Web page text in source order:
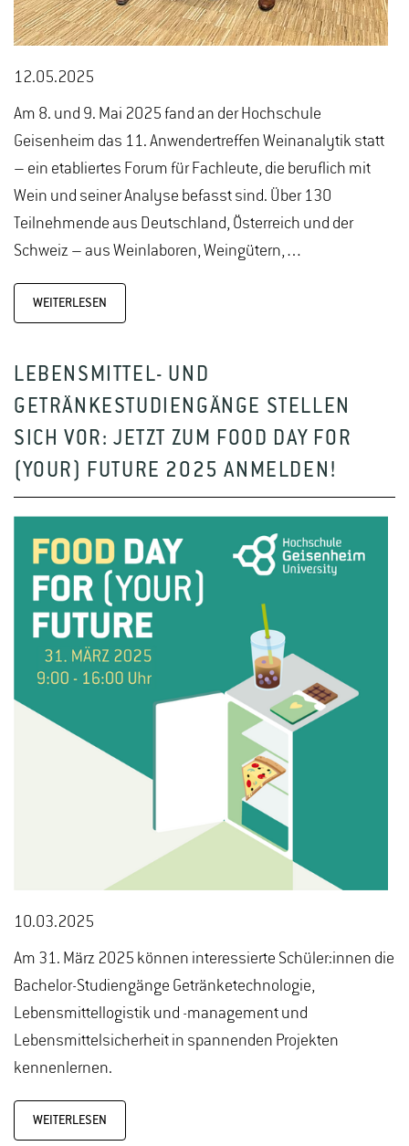
12.05.2025
Am 8. und 9. Mai 2025 fand an der Hochschule
Geisenheim das 11. Anwendertreffen Weinanalytik statt
– ein etabliertes Forum für Fachleute, die beruflich mit
Wein und seiner Analyse befasst sind. Über 130
Teilnehmende aus Deutschland, Österreich und der
Schweiz – aus Weinlaboren, Weingütern,…
WEITERLESEN
LEBENSMITTEL- UND
GETRÄNKESTUDIENGÄNGE STELLEN
SICH VOR: JETZT ZUM FOOD DAY FOR
(YOUR) FUTURE 2025 ANMELDEN!
10.03.2025
Am 31. März 2025 können interessierte Schüler:innen die
Bachelor-Studiengänge Getränketechnologie,
Lebensmittellogistik und -management und
Lebensmittelsicherheit in spannenden Projekten
kennenlernen.
WEITERLESEN